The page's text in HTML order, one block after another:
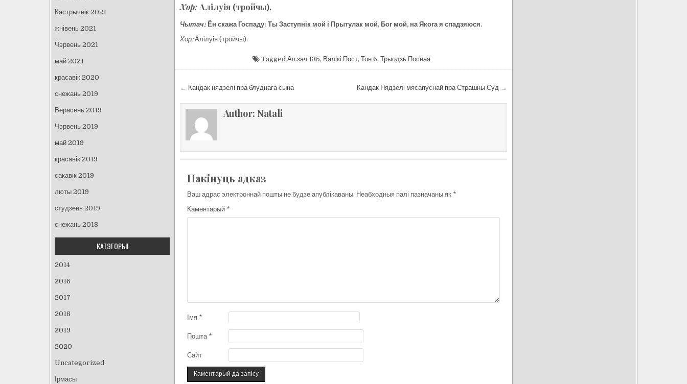
Хор:Алілуія (тройчы).
Чытач: Ён скажа Госпаду: Ты Заступнік мой і Прытулак мой, Бог мой, на Якога я спадзяюся.
Хор:Алілуія (тройчы).
Tagged Ап.зач.135, Вялікі Пост, Тон 6, Трыодзь Посная
Навігацыя
па
запісах
← Кандак нядзелі пра блуднага сына Кандак Нядзелі мясапуснай пра Страшны Суд →
Author: Natali
Пакінуць адказ
Ваш адрас электроннай пошты не будзе апублікаваны. Неабходныя палі пазначаны як *
Каментарый *
Імя *
Пошта *
Сайт
Кастрычнік 2021
жнівень 2021
Чэрвень 2021
май 2021
красавік 2020
снежань 2019
Верасень 2019
Чэрвень 2019
май 2019
красавік 2019
сакавік 2019
люты 2019
студзень 2019
снежань 2018
КАТЭГОРЫІ
2014
2016
2017
2018
2019
2020
Uncategorized
Ірмасы